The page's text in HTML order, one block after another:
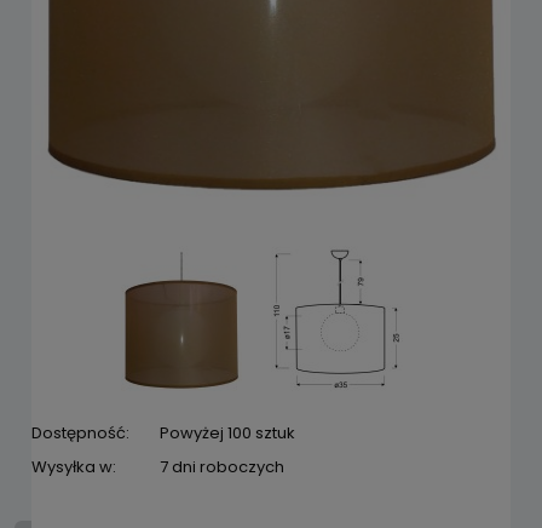
Dostępność:
Powyżej 100 sztuk
Wysyłka w:
7 dni roboczych